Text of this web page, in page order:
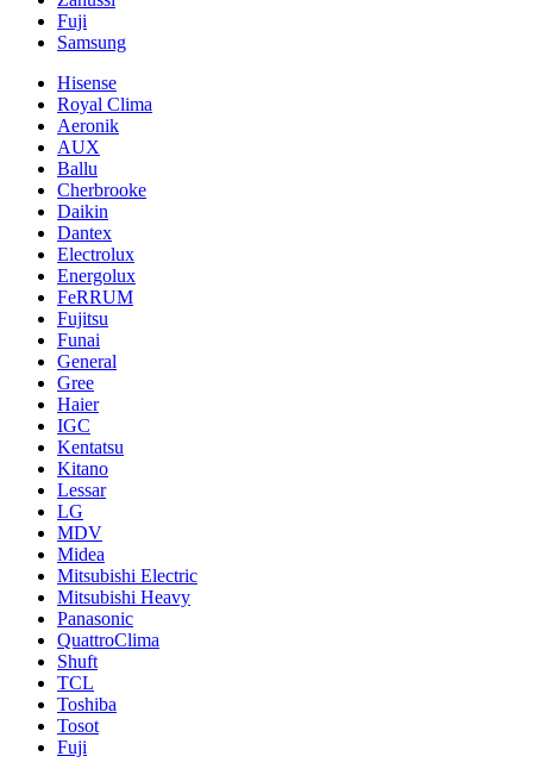
Fuji
Samsung
Hisense
Royal Clima
Aeronik
AUX
Ballu
Cherbrooke
Daikin
Dantex
Electrolux
Energolux
FeRRUM
Fujitsu
Funai
General
Gree
Haier
IGC
Kentatsu
Kitano
Lessar
LG
MDV
Midea
Mitsubishi Electric
Mitsubishi Heavy
Panasonic
QuattroClima
Shuft
TCL
Toshiba
Tosot
Fuji